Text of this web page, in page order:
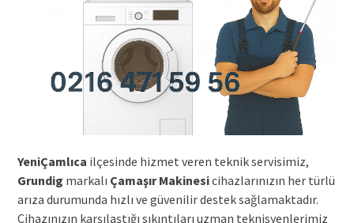
YeniÇamlıca ilçesinde hizmet veren teknik servisimiz,
Grundig markalı Çamaşır Makinesicihazlarınızın her türlü
arıza durumunda hızlı ve güvenilir destek sağlamaktadır.
Cihazınızın karşılaştığı sıkıntıları uzman teknisyenlerimiz